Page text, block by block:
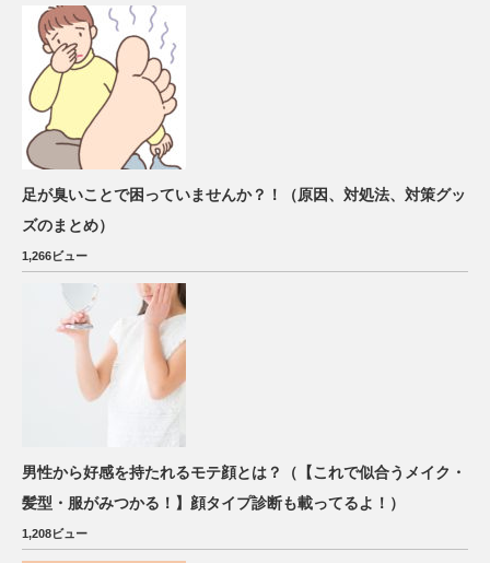
足が臭いことで困っていませんか？！（原因、対処法、対策グッ
ズのまとめ）
1,266ビュー
男性から好感を持たれるモテ顔とは？（【これで似合うメイク・
髪型・服がみつかる！】顔タイプ診断も載ってるよ！）
1,208ビュー